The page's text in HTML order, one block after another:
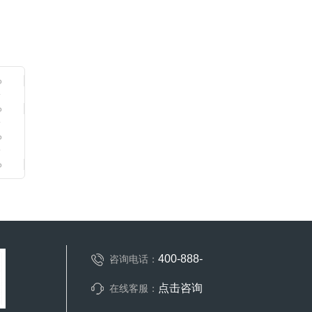
咨询电话： 400-888-
在线客服： 点击咨询